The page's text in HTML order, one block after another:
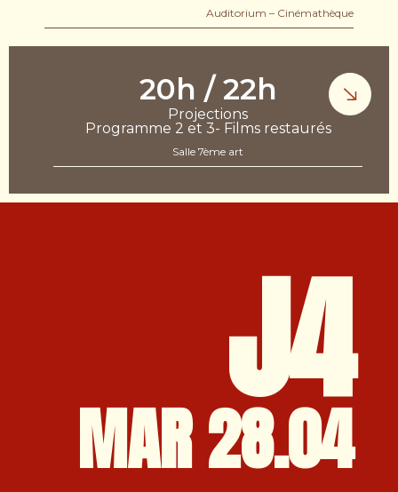
Auditorium – Cinémathèque
20h / 22h
Projections
Programme 2 et 3- Films restaurés
Salle 7ème art
J4
MAR 28.04